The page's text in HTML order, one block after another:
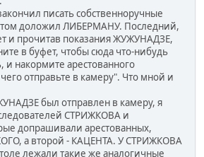
писать собственноручные
доложил ЛИБЕРМАНУ. Последний,
и прочитав показания ЖУЖУНАДЗЕ,
в буфет, чтобы сюда что-нибудь
и накормите арестованного
отправьте в камеру". Что мной и
был отправлен в камеру, я
СТРИЖКОВА и
допрашивали арестованных,
а второй - КАЦЕНТА. У СТРИЖКОВА
лежали такие же аналогичные